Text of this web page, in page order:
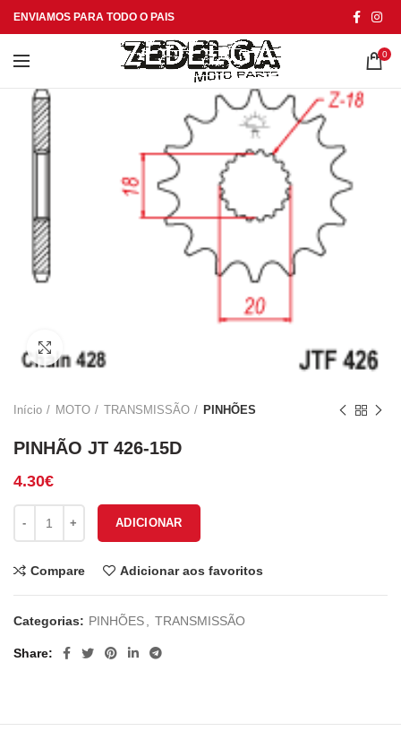
ENVIAMOS PARA TODO O PAIS
0
Click to enlarge
Início MOTO TRANSMISSÃO PINHÕES
PINHÃO JT 426-15D
4.30€
ADICIONAR
Compare Adicionar aos favoritos
Categorias: PINHÕES TRANSMISSÃO
Share